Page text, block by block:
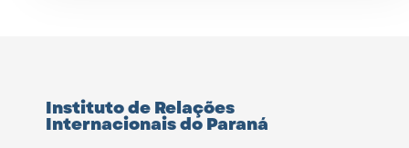
Instituto de Relações
Internacionais do Paraná